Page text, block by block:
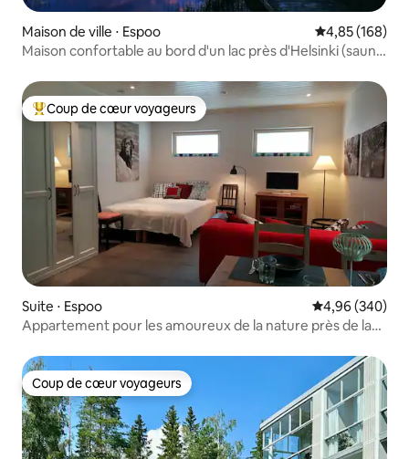
Maison de ville ⋅ Espoo Évaluation
4,85 (168)
Maison confortable au bord d'un lac près d'Helsinki (sauna
Coups de cœur voyageurs les plus appréciés
Coup de cœur voyageurs
Suite ⋅ Espoo Évaluation
4,96 (340)
Appartement pour les amoureux de la nature près de la
Coup de cœur voyageurs
Coup de cœur voyageurs